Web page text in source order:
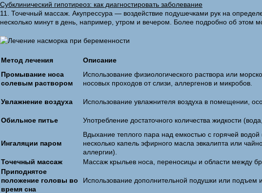
Субклинический гипотиреоз: как диагностировать заболевание
11. Точечный массаж. Акупрессура — воздействие подушечками рук на
несколько минут в день, например, утром и вечером. Более подробно об этом
Метод лечения Описание
Промывание носа
солевым раствором
Использование физиологического раствора или
носовых проходов от слизи, аллергенов и микробов.
Увлажнение воздуха
Использование увлажнителя воздуха в помещении,
Обильное питье
Употребление достаточного количества жидкости
Ингаляции паром
Вдыхание теплого пара над емкостью с горячей
несколько капель эфирного масла эвкалипта или
аллергии).
Точечный массаж
Массаж крыльев носа, переносицы и области между
Приподнятое
положение головы во
время сна
Использование дополнительной подушки или подъем